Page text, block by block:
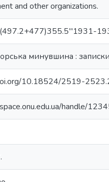
and other organizations.
минувшина : записки
10.18524/2519-
handle/